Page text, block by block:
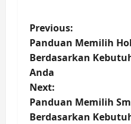
P
o
s
t
Previous:
Panduan Memilih
Berdasarkan
Anda
Next:
Panduan Memilih
Berdasarkan